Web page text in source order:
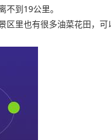
到19公里。
里也有很多油菜花田，